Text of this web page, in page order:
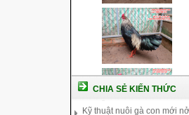
CHIA SẺ KIẾN THỨC
Cách nuôi gà chế độ đá c1
Cách nuôi gà đông tảo thuần
chủng
Kỹ thuật nuôi gà con mới nở
Hướng dẫn nuôi gà đá